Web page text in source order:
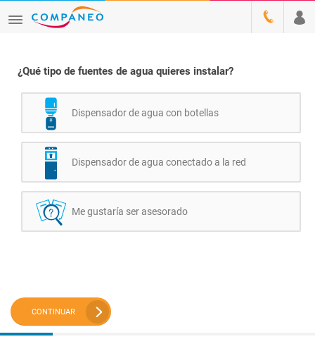
¿Qué tipo de fuentes de agua quieres instalar?
Dispensador de agua con botellas
Dispensador de agua conectado a la red
Me gustaría ser asesorado
CONTINUAR